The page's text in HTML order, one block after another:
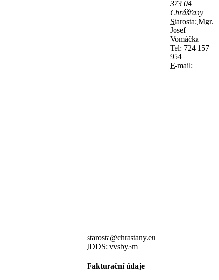
373 04
Chrášťany
Starosta: Mgr.
Josef
Vomáčka
Tel: 724 157
954
E-mail:
starosta@chrastany.eu
IDDS: vvsby3m
Fakturační údaje